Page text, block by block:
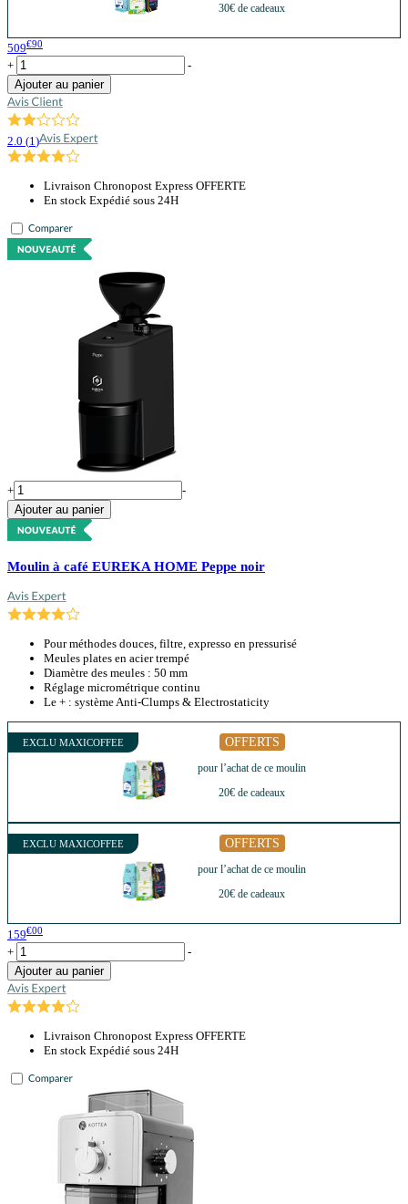
30€ de cadeaux
509€90
+
-
Ajouter au panier
2.0 (1 )
Livraison Chronopost Express OFFERTE
En stock Expédié sous 24H
+
-
Ajouter au panier
Moulin à café EUREKA HOME Peppe noir
Pour méthodes douces, filtre, expresso en pressurisé
Meules plates en acier trempé
Diamètre des meules : 50 mm
Réglage micrométrique continu
Le + : système Anti-Clumps & Electrostaticity
EXCLU MAXICOFFEE OFFERTS
pour l’achat de ce moulin
20€ de cadeaux
EXCLU MAXICOFFEE OFFERTS
pour l’achat de ce moulin
20€ de cadeaux
159€00
+
-
Ajouter au panier
Livraison Chronopost Express OFFERTE
En stock Expédié sous 24H